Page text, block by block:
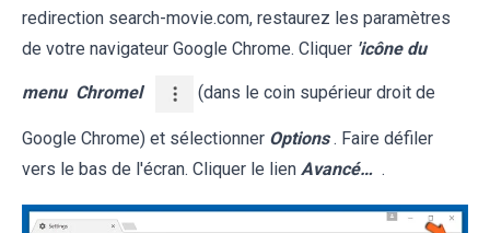
redirection search-movie.com, restaurez les paramètres
de votre navigateur Google Chrome. Cliquer 'icône du
menu Chromel (dans le coin supérieur droit de
Google Chrome) et sélectionner Options . Faire défiler
vers le bas de l'écran. Cliquer le lien Avancé… .